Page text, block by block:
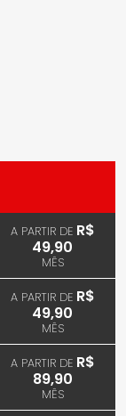
A PARTIR DE R$
49,90
MÊS
A PARTIR DE R$
49,90
MÊS
A PARTIR DE R$
89,90
MÊS